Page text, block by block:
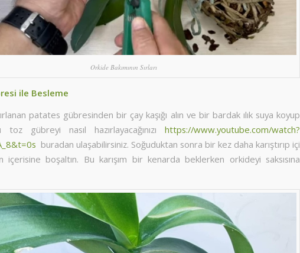
Orkide Bakımının Sırları
ile Besleme
patates gübresinden bir çay kaşığı alın ve bir bardak ılık suya koyup
toz gübreyi nasıl hazırlayacağınızı https://www.youtube.com/watch?
buradan ulaşabilirsiniz. Soğuduktan sonra bir kez daha karıştırıp içi
içerisine boşaltın. Bu karışım bir kenarda beklerken orkideyi saksısına